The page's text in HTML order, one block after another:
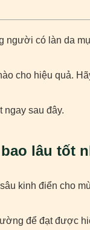
có làn da
cho hiệu quả.
ngay sau đây.
lâu tốt
kinh điển cho
để đạt được